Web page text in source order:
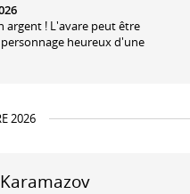
argent ! L'avare peut être
heureux d'une
2026